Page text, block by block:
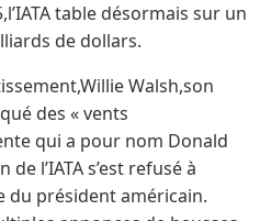
table désormais sur un
de dollars.
Walsh,son
des « vents
qui a pour nom Donald
l’IATA s’est refusé à
président américain.